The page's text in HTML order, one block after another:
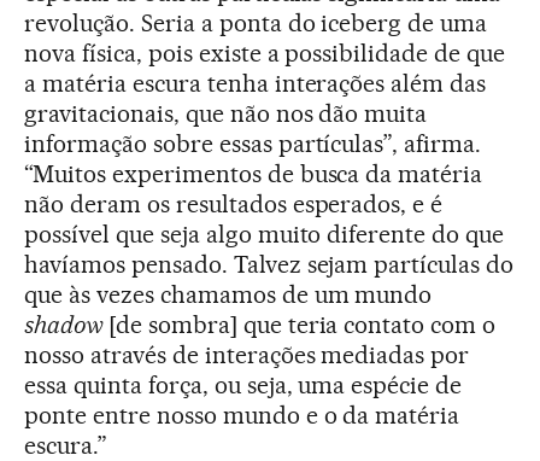
revolução. Seria a ponta do iceberg de uma
nova física, pois existe a possibilidade de que
a matéria escura tenha interações além das
gravitacionais, que não nos dão muita
informação sobre essas partículas”, afirma.
“Muitos experimentos de busca da matéria
não deram os resultados esperados, e é
possível que seja algo muito diferente do que
havíamos pensado. Talvez sejam partículas do
que às vezes chamamos de um mundo
shadow [de sombra] que teria contato com o
nosso através de interações mediadas por
essa quinta força, ou seja, uma espécie de
ponte entre nosso mundo e o da matéria
escura.”